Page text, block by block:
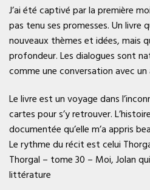
J’ai été captivé par la première
pas tenu ses promesses. Un livre
nouveaux thèmes et idées, mais
profondeur. Les dialogues sont
comme une conversation avec un
Le livre est un voyage dans
cartes pour s’y retrouver.
documentée qu’elle m’a appris
Le rythme du récit est celui
Thorgal – tome 30 – Moi, Jolan
littérature